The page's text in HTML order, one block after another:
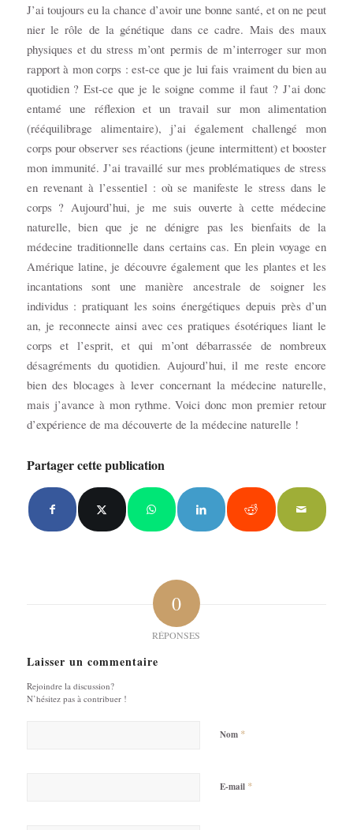
J’ai toujours eu la chance d’avoir une bonne santé, et on ne peut
nier le rôle de la génétique dans ce cadre. Mais des maux
physiques et du stress m’ont permis de m’interroger sur mon
rapport à mon corps : est-ce que je lui fais vraiment du bien au
quotidien ? Est-ce que je le soigne comme il faut ? J’ai donc
entamé une réflexion et un travail sur mon alimentation
(rééquilibrage alimentaire), j’ai également challengé mon
corps pour observer ses réactions (jeune intermittent) et booster
mon immunité. J’ai travaillé sur mes problématiques de stress
en revenant à l’essentiel : où se manifeste le stress dans le
corps ? Aujourd’hui, je me suis ouverte à cette médecine
naturelle, bien que je ne dénigre pas les bienfaits de la
médecine traditionnelle dans certains cas. En plein voyage en
Amérique latine, je découvre également que les plantes et les
incantations sont une manière ancestrale de soigner les
individus : pratiquant les soins énergétiques depuis près d’un
an, je reconnecte ainsi avec ces pratiques ésotériques liant le
corps et l’esprit, et qui m’ont débarrassée de nombreux
désagréments du quotidien. Aujourd’hui, il me reste encore
bien des blocages à lever concernant la médecine naturelle,
mais j’avance à mon rythme. Voici donc mon premier retour
d’expérience de ma découverte de la médecine naturelle !
Partager cette publication
0
RÉPONSES
Laisser un commentaire
Rejoindre la discussion?
N’hésitez pas à contribuer !
Nom *
E-mail *